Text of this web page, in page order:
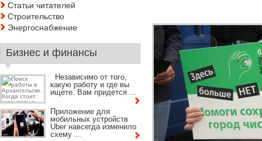
Статьи читателей
Строительство
Энергоснабжение
Бизнес и финансы
Независимо от того,
какую работу и где вы
ищете. Вам придется ...
Приложение для
мобильных устройств
Uber навсегда изменило
схему ...